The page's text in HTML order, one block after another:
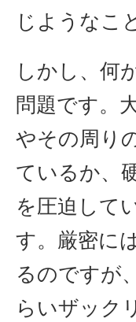
じようなこ
しかし、何
問題です。
やその周り
ているか、
を圧迫して
す。厳密に
るのですが
らいザック